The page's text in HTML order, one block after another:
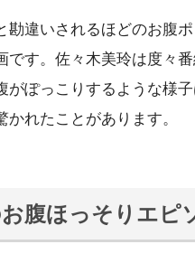
勘違いされるほどのお腹
です。佐々木美玲は度々
がぽっこりするような様
れたことがあります。
腹ほっそりエピ